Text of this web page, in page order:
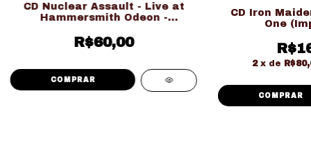
CD Nuclear Assault - Live at
Hammersmith Odeon -
R$60,00
CD Iron
One
2 x de